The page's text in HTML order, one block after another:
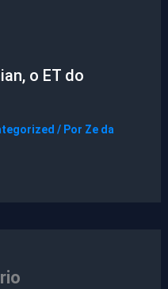
o ET do
/ Por Ze da